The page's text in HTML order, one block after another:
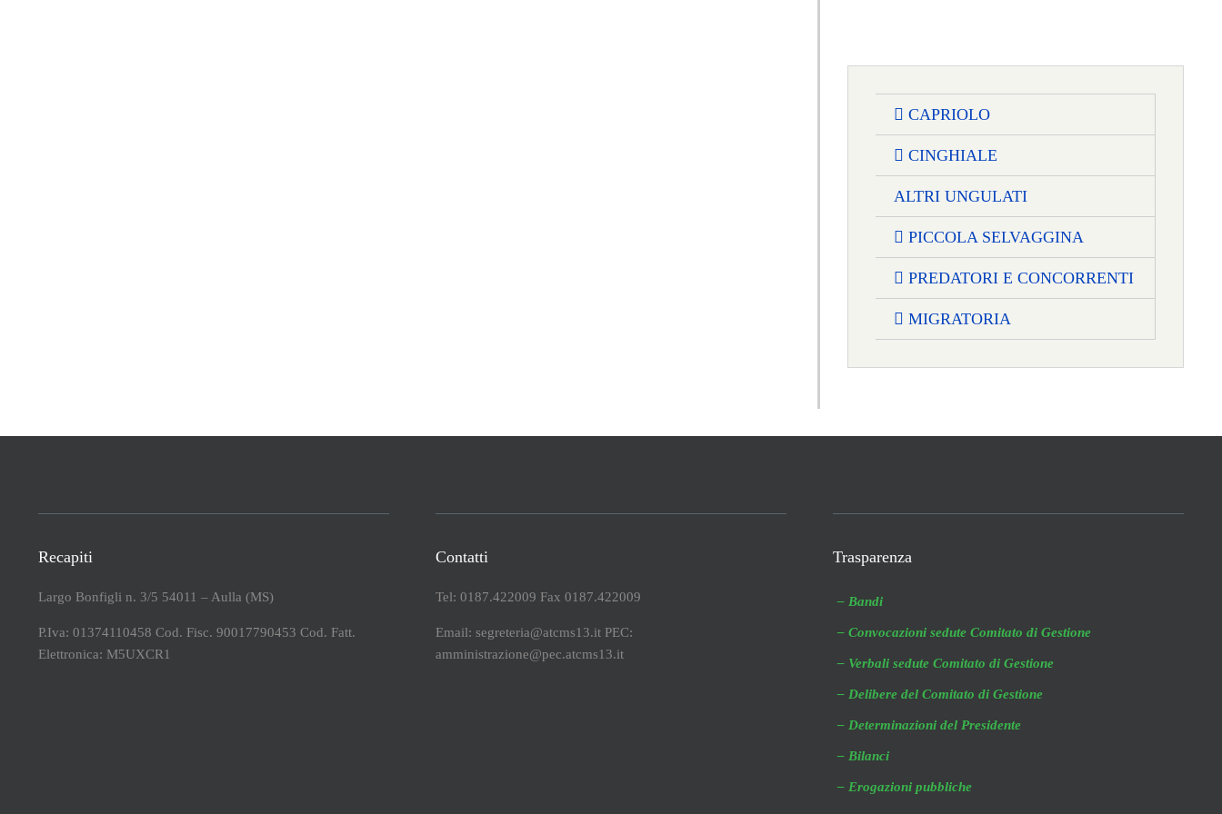
CAPRIOLO
CINGHIALE
ALTRI UNGULATI
PICCOLA SELVAGGINA
PREDATORI E CONCORRENTI
MIGRATORIA
Recapiti
Largo Bonfigli n. 3/5 54011 – Aulla (MS)
P.Iva: 01374110458 Cod. Fisc. 90017790453 Cod. Fatt.
Elettronica: M5UXCR1
Contatti
Tel: 0187.422009 Fax 0187.422009
Email: segreteria@atcms13.it PEC:
amministrazione@pec.atcms13.it
Trasparenza
– Bandi
– Convocazioni sedute Comitato di Gestione
– Verbali sedute Comitato di Gestione
– Delibere del Comitato di Gestione
– Determinazioni del Presidente
– Bilanci
– Erogazioni pubbliche